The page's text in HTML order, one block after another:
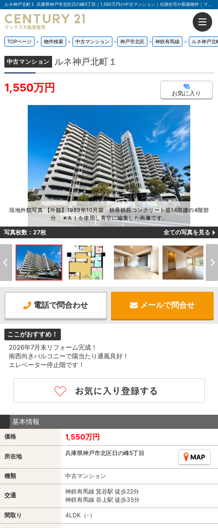
TOPページ 物件検索 中古マンション 神戸市北区 神鉄有馬線 ルネ神戸北
中古マンション ルネ神戸北町１
1,550万円 お気に入り
現地外観写真 【外観】1989年10月築 鉄骨鉄筋コンクリート造14階建の4階部
分 ※ＡＩを使用し青空に編集した画像です。
写真枚数：27枚 全ての写真を見る
電話で問合わせ メールで問合せ
ここがおすすめ！
2026年7月末リフォーム完成！
南西向きバルコニーで陽当たり通風良好！
エレベーター停止階です！
基本情報
価格 1,550万円
所在地 兵庫県神戸市北区日の峰5丁目
MAP
種類 中古マンション
交通
神鉄有馬線 箕谷駅 徒歩22分
神鉄有馬線 谷上駅 徒歩35分
間取り 4LDK（-）